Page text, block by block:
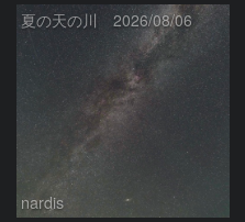
夏の天の川 2026/08/06
nardis